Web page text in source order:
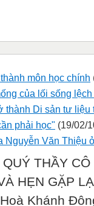
môn học chính
của lối sống
thành Di sản tư liệu
phải học" (19/02/
Nguyễn Văn Thiệu
THẦY
HẸN GẶP
Khánh